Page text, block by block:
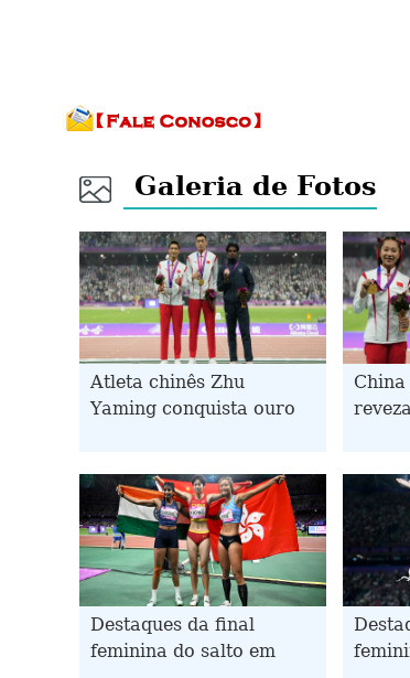
Galeria de Fotos
Atleta chinês Zhu
Yaming conquista ouro
Destaques da final
feminina do salto em